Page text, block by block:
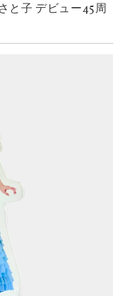
と子 デビュー45周